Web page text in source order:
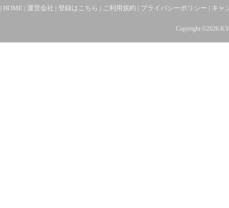
| HOME | 運営会社 | 登録はこちら | ご利用規約 | プライバシーポリシー | キャ
Copyright ©2026